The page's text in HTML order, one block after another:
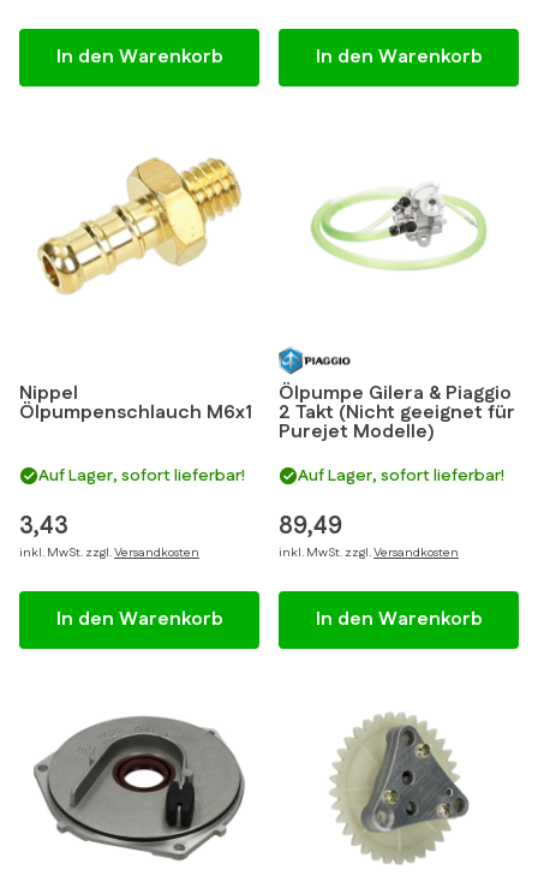
In den Warenkorb In den Warenkorb
Nippel
Ölpumpenschlauch M6x1
Auf Lager, sofort lieferbar!
3,43
inkl. MwSt. zzgl.Versandkosten
In den Warenkorb
Ölpumpe Gilera & Piaggio
2 Takt (Nicht geeignet für
Purejet Modelle)
Auf Lager, sofort lieferbar!
89,49
inkl. MwSt. zzgl.Versandkosten
In den Warenkorb